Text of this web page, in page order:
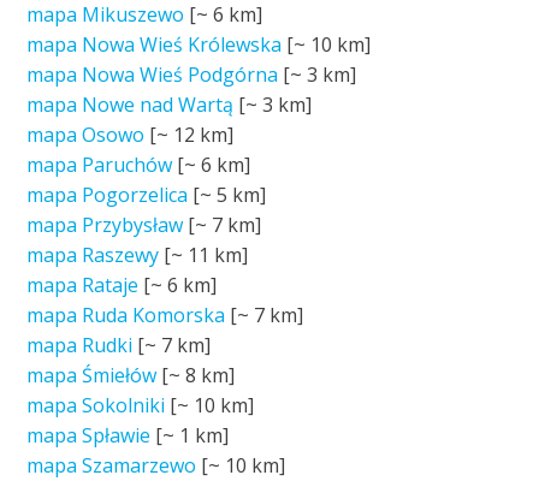
mapa Mikuszewo [~6 km]
mapa Nowa Wieś Królewska [~ 10 km]
mapa Nowa Wieś Podgórna [~3 km]
mapa Nowe nad Wartą [~3 km]
mapa Osowo [~ 12 km]
mapa Paruchów [~6 km]
mapa Pogorzelica [~5 km]
mapa Przybysław [~ 7 km]
mapa Raszewy [~ 11 km]
mapa Rataje [~6 km]
mapa Ruda Komorska [~ 7 km]
mapa Rudki [~ 7 km]
mapa Śmiełów [~8 km]
mapa Sokolniki [~ 10 km]
mapa Spławie [~ 1 km]
mapa Szamarzewo [~ 10 km]